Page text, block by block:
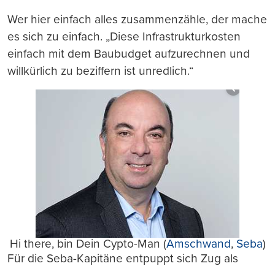
Wer hier einfach alles zusammenzähle, der mache
es sich zu einfach. „Diese Infrastrukturkosten
einfach mit dem Baubudget aufzurechnen und
willkürlich zu beziffern ist unredlich.“
Hi there, bin Dein Cypto-Man (Amschwand, Seba)
Für die Seba-Kapitäne entpuppt sich Zug als